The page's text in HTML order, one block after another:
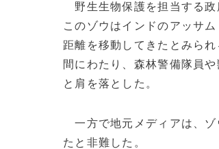
野生生物保護を担当する政
このゾウはインドのアッサム
距離を移動してきたとみら
間にわたり、森林警備隊員
と肩を落とした。
一方で地元メディアは、ゾ
たと非難した。